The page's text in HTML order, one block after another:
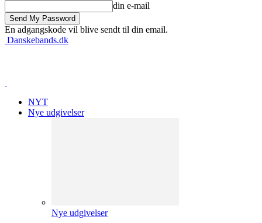
din e-mail
En adgangskode vil blive sendt til din email.
Danskebands.dk
NYT
Nye udgivelser
Nye udgivelser